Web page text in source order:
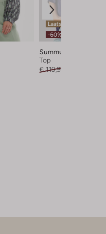
Laatste maten
-60%
Summum
Top
€ 119,99